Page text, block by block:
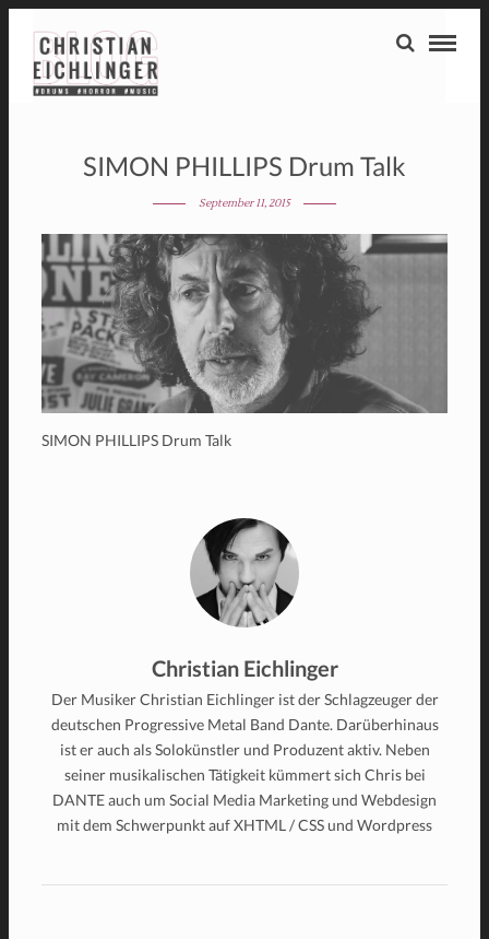
SIMON PHILLIPS Drum Talk
September 11, 2015
SIMON PHILLIPS Drum Talk
Christian Eichlinger
Der Musiker Christian Eichlinger ist der Schlagzeuger der
deutschen Progressive Metal Band Dante. Darüberhinaus
ist er auch als Solokünstler und Produzent aktiv. Neben
seiner musikalischen Tätigkeit kümmert sich Chris bei
DANTE auch um Social Media Marketing und Webdesign
mit dem Schwerpunkt auf XHTML / CSS und Wordpress